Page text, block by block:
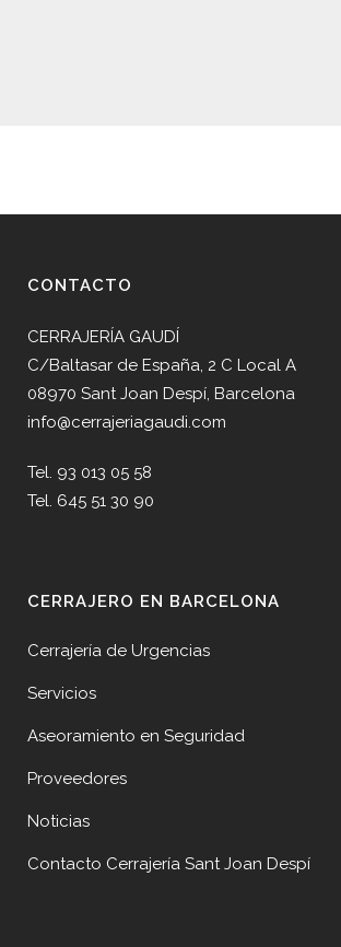
CONTACTO
CERRAJERÍA GAUDÍ
C/Baltasar de España, 2 C Local A
08970 Sant Joan Despí, Barcelona
info@cerrajeriagaudi.com
Tel. 93 013 05 58
Tel. 645 51 30 90
CERRAJERO EN BARCELONA
Cerrajería de Urgencias
Servicios
Aseoramiento en Seguridad
Proveedores
Noticias
Contacto Cerrajería Sant Joan Despí